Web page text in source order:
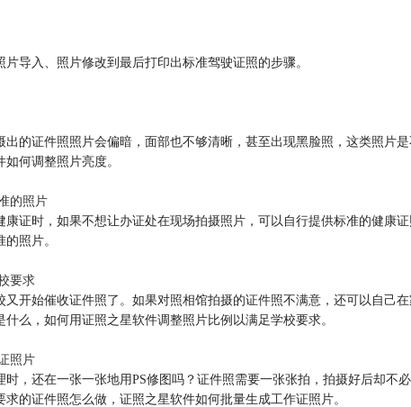
导入、照片修改到最后打印出标准驾驶证照的步骤。
的证件照照片会偏暗，面部也不够清晰，甚至出现黑脸照，这类照片
何调整照片亮度。
的照片
证时，如果不想让办证处在现场拍摄照片，可以自行提供标准的健康
照片。
要求
开始催收证件照了。如果对照相馆拍摄的证件照不满意，还可以自己
么，如何用证照之星软件调整照片比例以满足学校要求。
照片
，还在一张一张地用PS修图吗？证件照需要一张张拍，拍摄好后却
的证件照怎么做，证照之星软件如何批量生成工作证照片。